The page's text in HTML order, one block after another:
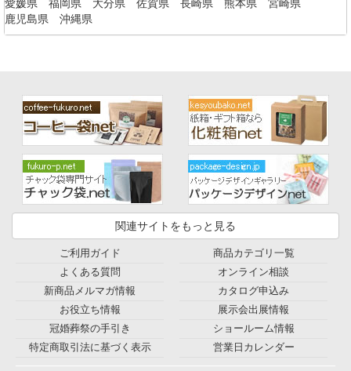
愛媛県
福岡県 大分県 佐賀県 長崎県 熊本県
宮崎県
鹿児島県
沖縄県
関連サイトをもっと見る
ご利用ガイド
よくある質問
新商品メルマガ情報
お役立ち情報
冠婚葬祭の手引き
特定商取引法に基づく表示
商品カテゴリ一覧
オンライン相談
カタログ申込み
展示会出展情報
ショールーム情報
営業日カレンダー